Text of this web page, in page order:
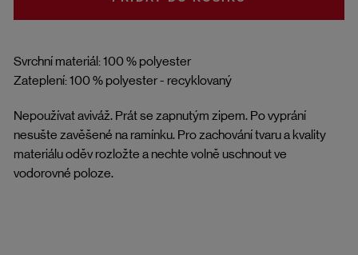
Svrchní materiál: 100 % polyester
Zateplení: 100 % polyester - recyklovaný
Nepoužívat aviváž. Prát se zapnutým zipem. Po vyprání
nesušte zavěšené na ramínku. Pro zachování tvaru a kvality
materiálu oděv rozložte a nechte volně uschnout ve
vodorovné poloze.